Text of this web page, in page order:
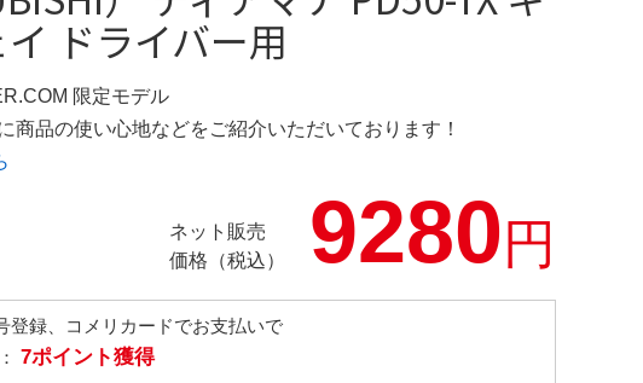
ドライバー用
限定モデル
商品の使い心地などをご紹介いただいております！
ネット販売
価格（税込）
9280円
登録、コメリカードでお支払いで
7ポイント獲得